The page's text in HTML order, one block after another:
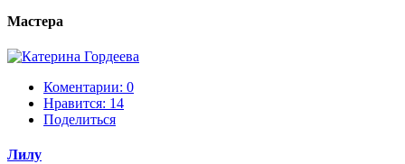
Мастера
Коментарии: 0
Нравится: 14
Поделиться
Лилу